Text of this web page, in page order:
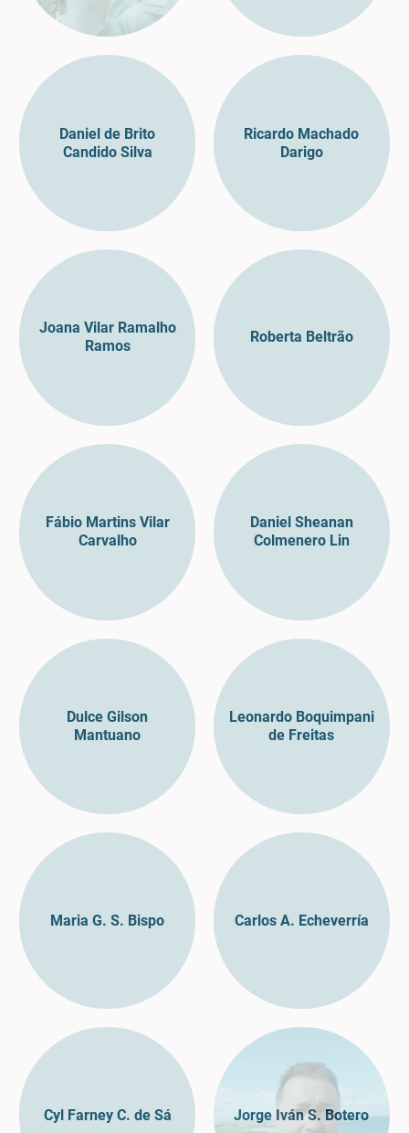
Daniel de Brito
Candido Silva
Ricardo Machado
Darigo
Joana Vilar Ramalho
Ramos
Roberta Beltrão
Fábio Martins Vilar
Carvalho
Daniel Sheanan
Colmenero Lin
Dulce Gilson
Mantuano
Leonardo Boquimpani
de Freitas
Maria G. S. Bispo Carlos A. Echeverría
Cyl Farney C. de Sá Jorge Iván S. Botero